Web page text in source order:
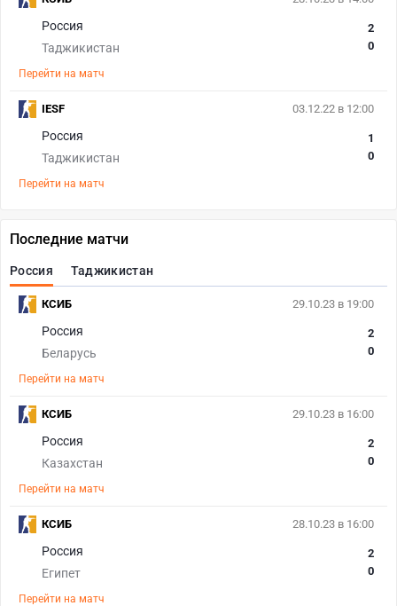
Россия
Таджикистан
2
0
Перейти на матч
03.12.22 в 12:00
Россия
Таджикистан
1
0
Перейти на матч
IESF
Последние матчи
Россия Таджикистан
29.10.23 в 19:00
Россия
Беларусь
2
0
Перейти на матч
КСИБ
29.10.23 в 16:00
Россия
Казахстан
2
0
Перейти на матч
КСИБ
28.10.23 в 16:00
Россия
Египет
2
0
Перейти на матч
КСИБ